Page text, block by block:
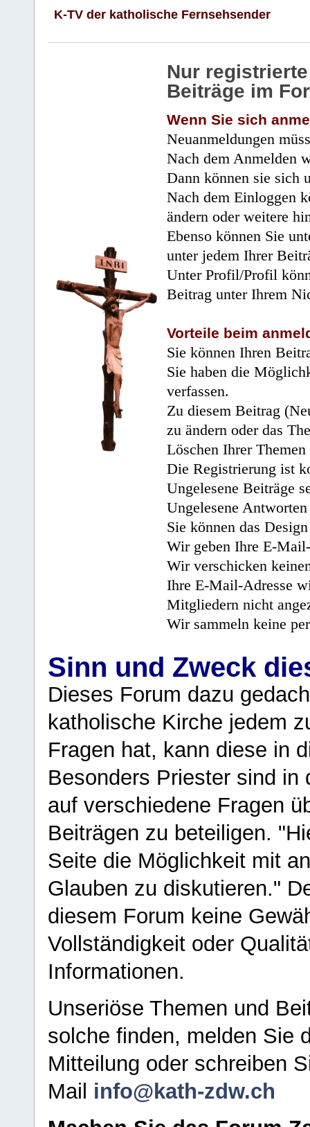
K-TV der katholische Fernsehsender
Nur
Beiträge im
Wenn Sie sich
Neuanmeldungen
Nach dem Anmelden
Dann können sie sich
Nach dem Einloggen
ändern oder weitere
Ebenso können Sie
unter jedem Ihrer
Unter Profil/Profil
Beitrag unter Ihrem
Vorteile beim
Sie können Ihren
Sie haben die
verfassen.
Zu diesem Beitrag
zu ändern oder das
Löschen Ihrer
Die Registrierung ist
Ungelesene Beiträge
Ungelesene
Sie können das
Wir geben Ihre E-
Wir verschicken
Ihre E-Mail-Adresse
Mitgliedern nicht
Wir sammeln keine
Sinn und Zweck
Dieses Forum dazu
katholische Kirche jedem
Fragen hat, kann diese in
Besonders Priester sind in
auf verschiedene Fragen
Beiträgen zu beteiligen.
Seite die Möglichkeit mit
Glauben zu diskutieren."
diesem Forum keine
Vollständigkeit oder
Informationen.
Unseriöse Themen und
solche finden, melden Sie
Mitteilung oder schreiben
Mail info@kath-zdw.ch